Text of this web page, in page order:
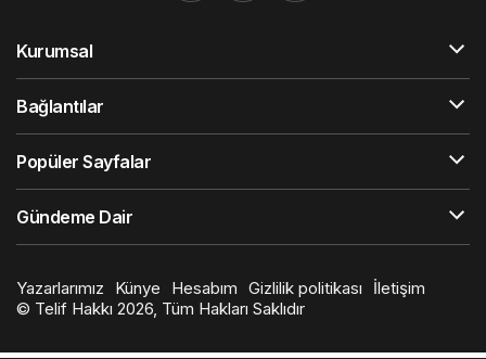
Kurumsal
Bağlantılar
Popüler Sayfalar
Gündeme Dair
Yazarlarımız Künye Hesabım Gizlilik politikası
İletişim
© Telif Hakkı 2026, Tüm Hakları Saklıdır